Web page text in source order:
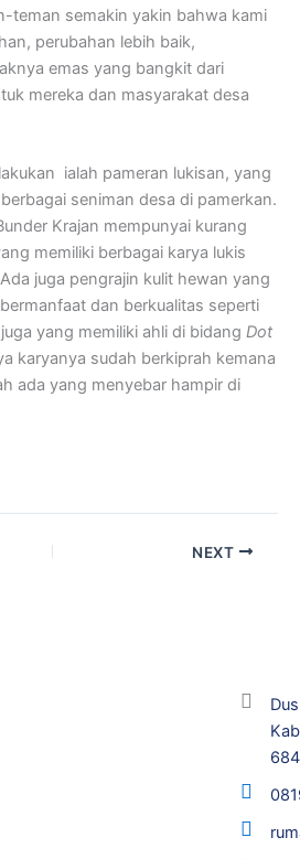
teman semakin yakin bahwa kami
perubahan lebih baik,
emas yang bangkit dari
mereka dan masyarakat desa
ialah pameran lukisan, yang
seniman desa di pamerkan.
Krajan mempunyai kurang
memiliki berbagai karya lukis
juga pengrajin kulit hewan yang
dan berkualitas seperti
yang memiliki ahli di bidang Dot
karyanya sudah berkiprah kemana
ada yang menyebar hampir di
NEXT